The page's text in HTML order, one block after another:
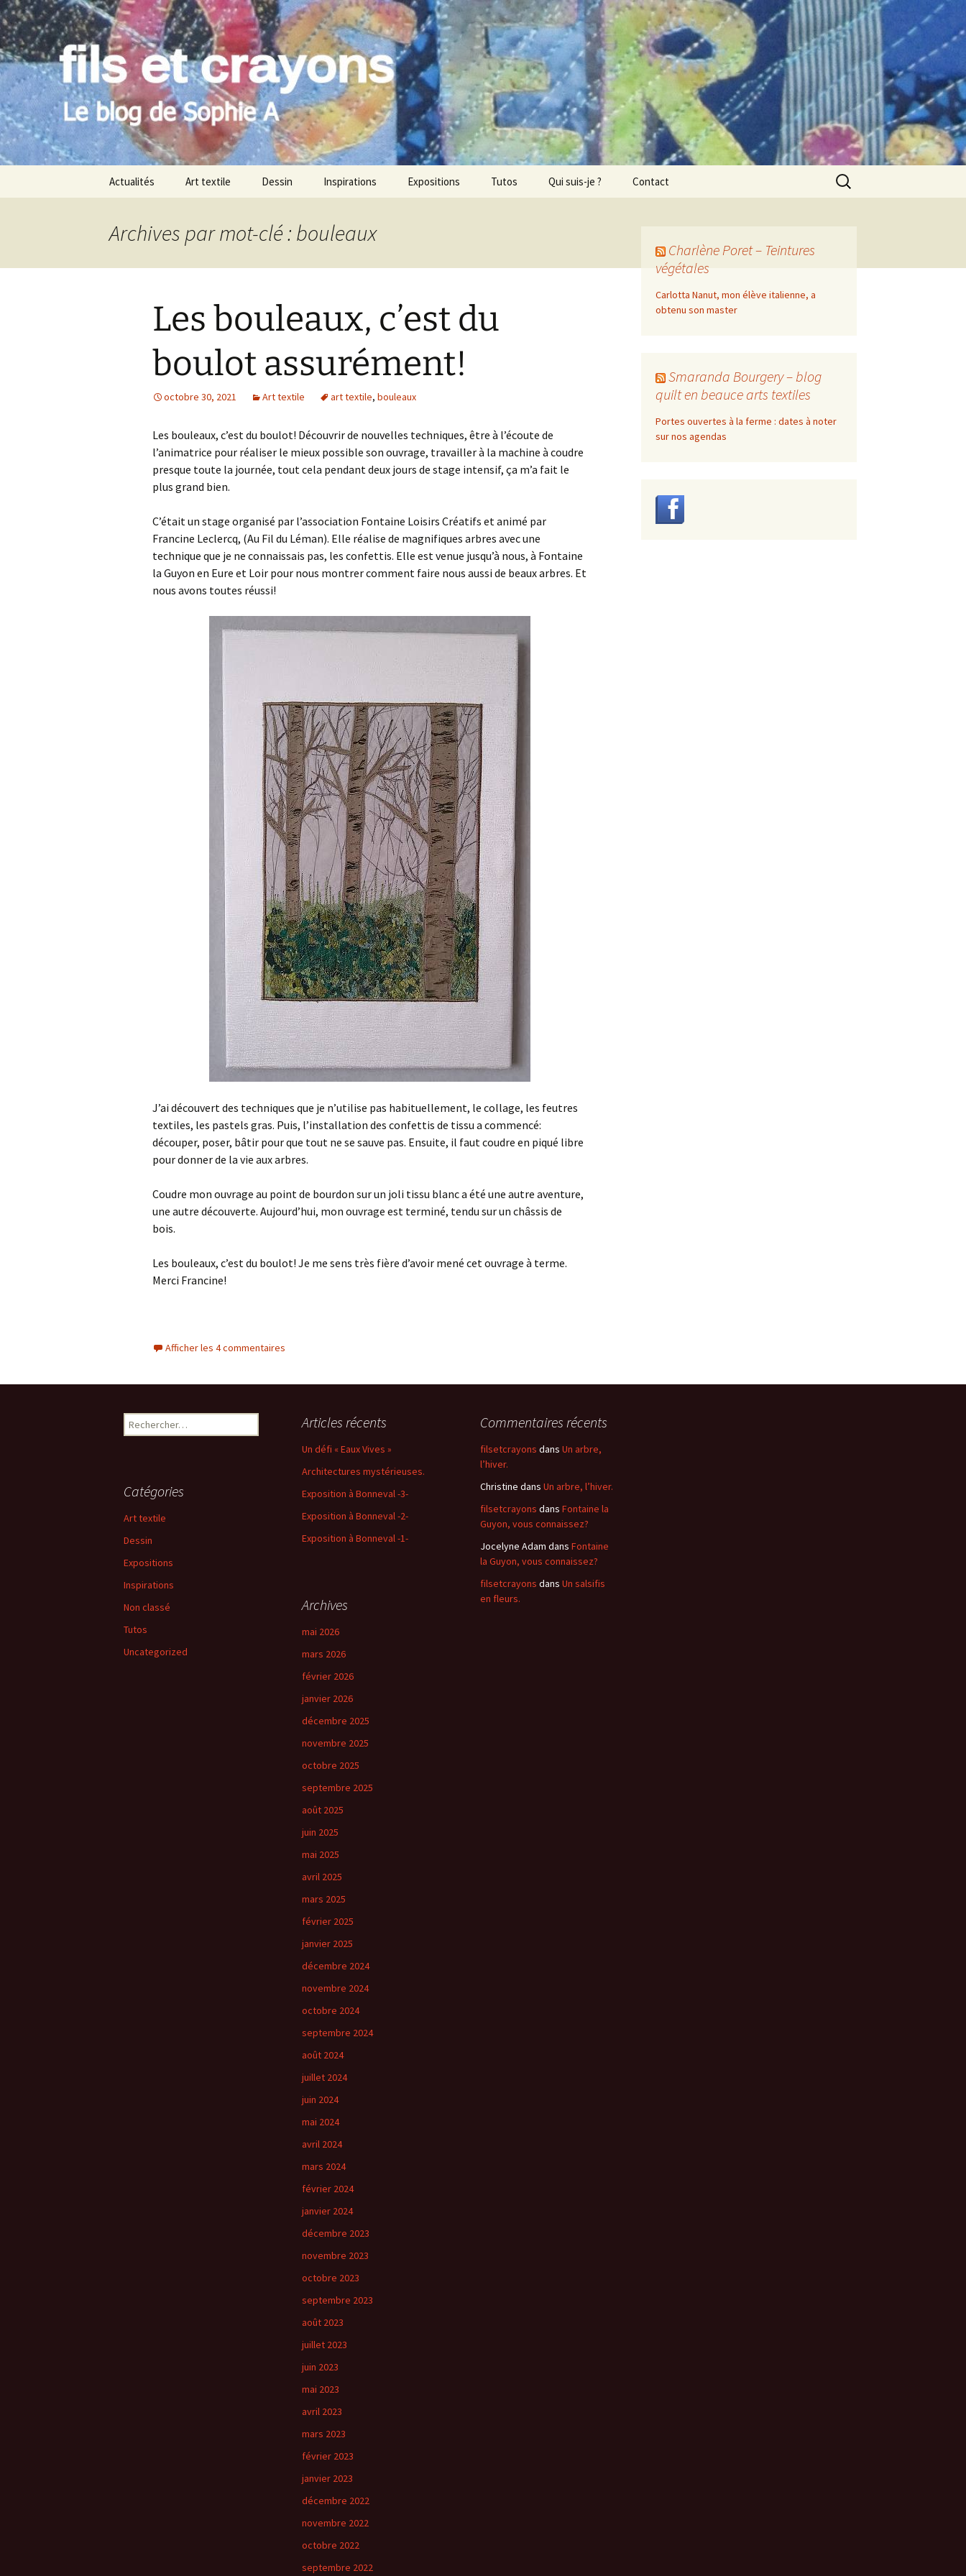
Aller
au
contenu
filsetcrayons
Le blog de Sophie A
Actualités Art textile Dessin Inspirations Expositions Tutos Qui suis-je ? Contact
Rechercher :
Archives par mot-clé : bouleaux
Les bouleaux, c’est du
boulot assurément!
octobre 30, 2021 Art textile art textile, bouleaux
Les bouleaux, c’est du boulot! Découvrir de nouvelles techniques, être à l’écoute de
l’animatrice pour réaliser le mieux possible son ouvrage, travailler à la machine à coudre
presque toute la journée, tout cela pendant deux jours de stage intensif, ça m’a fait le
plus grand bien.
C’était un stage organisé par l’association Fontaine Loisirs Créatifs et animé par
Francine Leclercq, (Au Fil du Léman). Elle réalise de magnifiques arbres avec une
technique que je ne connaissais pas, les confettis. Elle est venue jusqu’à nous, à Fontaine
la Guyon en Eure et Loir pour nous montrer comment faire nous aussi de beaux arbres. Et
nous avons toutes réussi!
J’ai découvert des techniques que je n’utilise pas habituellement, le collage, les feutres
textiles, les pastels gras. Puis, l’installation des confettis de tissu a commencé:
découper, poser, bâtir pour que tout ne se sauve pas. Ensuite, il faut coudre en piqué libre
pour donner de la vie aux arbres.
Coudre mon ouvrage au point de bourdon sur un joli tissu blanc a été une autre aventure,
une autre découverte. Aujourd’hui, mon ouvrage est terminé, tendu sur un châssis de
bois.
Les bouleaux, c’est du boulot! Je me sens très fière d’avoir mené cet ouvrage à terme.
Merci Francine!
Afficher les 4 commentaires
Charlène Poret – Teintures
végétales
Carlotta Nanut, mon élève italienne, a
obtenu son master
Smaranda Bourgery – blog
quilt en beauce arts textiles
Portes ouvertes à la ferme : dates à noter
sur nos agendas
Rechercher : Articles récents
Un défi « Eaux Vives »
Architectures mystérieuses.
Exposition à Bonneval -3-
Exposition à Bonneval -2-
Exposition à Bonneval -1-
Commentaires récents
filsetcrayons dans Un arbre,
l’hiver.
Christine dans Un arbre, l’hiver.
filsetcrayons dans Fontaine la
Guyon, vous connaissez?
Jocelyne Adam dans Fontaine
la Guyon, vous connaissez?
filsetcrayons dans Un salsifis
en fleurs.
Catégories
Art textile
Dessin
Expositions
Inspirations
Non classé
Tutos
Uncategorized
Archives
mai 2026
mars 2026
février 2026
janvier 2026
décembre 2025
novembre 2025
octobre 2025
septembre 2025
août 2025
juin 2025
mai 2025
avril 2025
mars 2025
février 2025
janvier 2025
décembre 2024
novembre 2024
octobre 2024
septembre 2024
août 2024
juillet 2024
juin 2024
mai 2024
avril 2024
mars 2024
février 2024
janvier 2024
décembre 2023
novembre 2023
octobre 2023
septembre 2023
août 2023
juillet 2023
juin 2023
mai 2023
avril 2023
mars 2023
février 2023
janvier 2023
décembre 2022
novembre 2022
octobre 2022
septembre 2022